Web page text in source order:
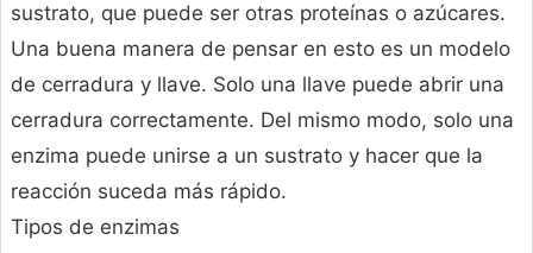
sustrato, que puede ser otras proteínas o azúcares.
Una buena manera de pensar en esto es un modelo
de cerradura y llave. Solo una llave puede abrir una
cerradura correctamente. Del mismo modo, solo una
enzima puede unirse a un sustrato y hacer que la
reacción suceda más rápido.
Tipos de enzimas